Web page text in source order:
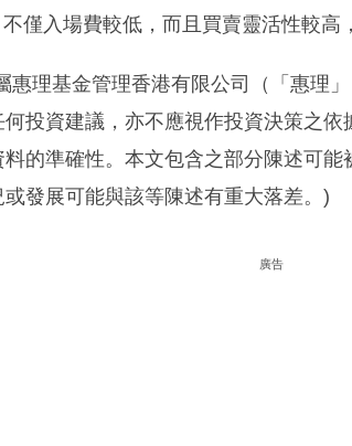
僅入場費較低，而且買賣靈活性較高
惠理基金管理香港有限公司（「惠理
何投資建議，亦不應視作投資決策之
的準確性。本文包含之部分陳述可
發展可能與該等陳述有重大落差。 )
廣告